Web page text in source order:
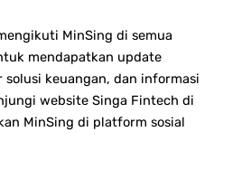
MinSing di semua
mendapatkan update
keuangan, dan informasi
website Singa Fintech di
MinSing di platform sosial